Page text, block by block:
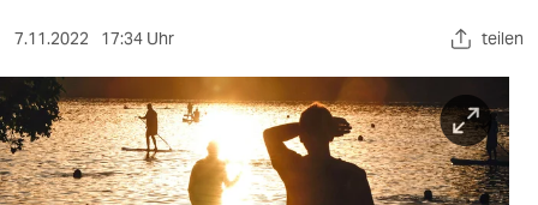
kultur
sport
berlin
nord
7.11.2022 17:34 Uhr teilen